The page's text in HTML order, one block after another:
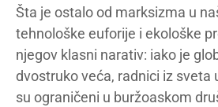
Šta je ostalo od marksizma u
tehnološke euforije i ekološke
njegov klasni narativ: iako je
dvostruko veća, radnici iz sveta
su ograničeni u buržoaskom